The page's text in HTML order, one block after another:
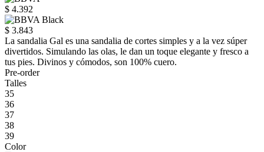
$ 4.392
$ 3.843
La sandalia Gal es una sandalia de cortes simples y a la vez súper
divertidos. Simulando las olas, le dan un toque elegante y fresco a
tus pies. Divinos y cómodos, son 100% cuero.
Pre-order
Talles
35
36
37
38
39
Color